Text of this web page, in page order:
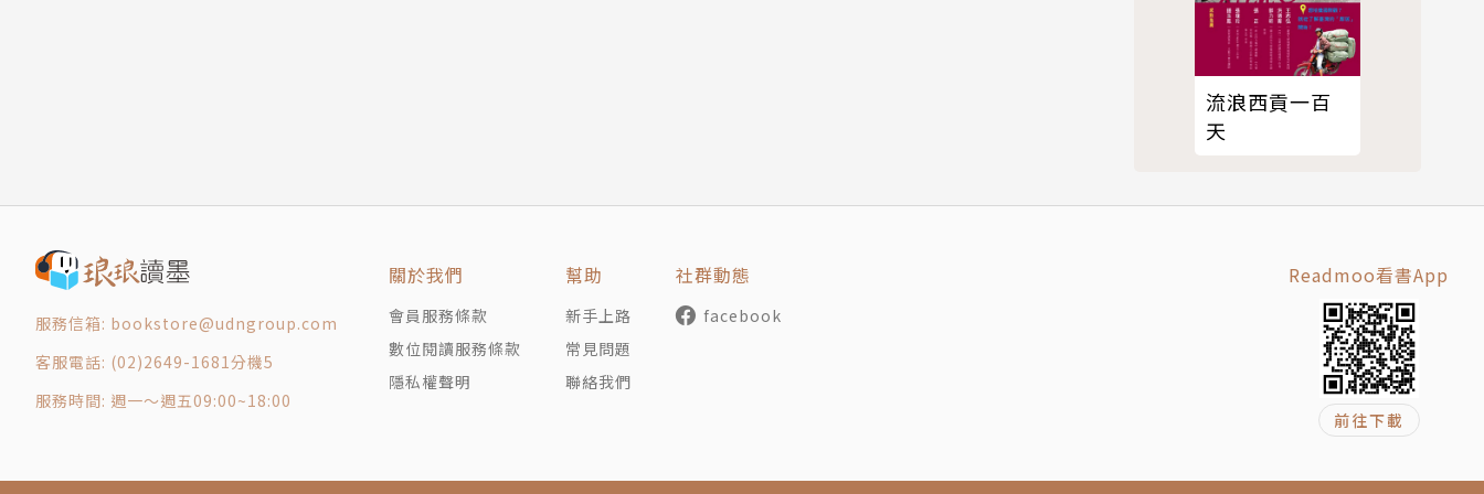
彧馨的碎碎念：陳彧馨 www.facebook.com/JasStory
多多君的旅行非日常：我是錢多多 www.facebook.com/iamchiendodo
彧馨網路的無定居所：jaschen.com/
專家訪談
郵輪：輕鬆的海上渡假村
永遠的日本
京都：超艱困一打一楓葉主題旅（多多一歲四個月）
東京：屬於媽媽的任性（多多一歲七個月）
富士五湖：與你泡溫泉的浪漫（多多一歲七個月）
北海道：兩歲娃的極限運動（多多滿兩歲）
流浪西貢一百
天
服務信箱: bookstore@udngroup.com
客服電話: (02)2649-1681分機5
服務時間: 週一～週五09:00~18:00
關於我們
會員服務條款
數位閱讀服務條款
隱私權聲明
幫助
新手上路
常見問題
聯絡我們
社群動態
facebook
Readmoo看書App
前往下載